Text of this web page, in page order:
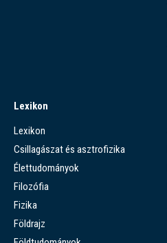
Lexikon
Lexikon
Csillagászat és asztrofizika
Élettudományok
Filozófia
Fizika
Földrajz